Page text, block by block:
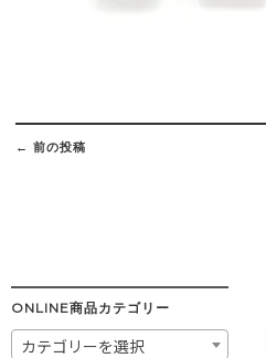
Post
navigation
← 前の投稿
ONLINE商品カテゴリー
カテゴリーを選択